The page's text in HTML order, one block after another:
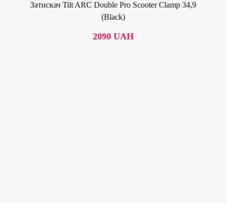
Затискач Tilt ARC Double Pro Scooter Clamp 34,9
(Black)
2090 UAH